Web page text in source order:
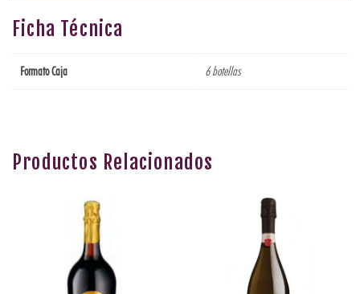
Ficha Técnica
Formato Caja 6 botellas
Productos Relacionados